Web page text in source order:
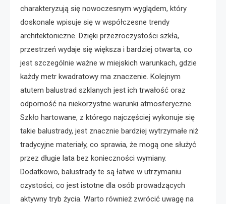
charakteryzują się nowoczesnym wyglądem, który
doskonale wpisuje się w współczesne trendy
architektoniczne. Dzięki przezroczystości szkła,
przestrzeń wydaje się większa i bardziej otwarta, co
jest szczególnie ważne w miejskich warunkach, gdzie
każdy metr kwadratowy ma znaczenie. Kolejnym
atutem balustrad szklanych jest ich trwałość oraz
odporność na niekorzystne warunki atmosferyczne.
Szkło hartowane, z którego najczęściej wykonuje się
takie balustrady, jest znacznie bardziej wytrzymałe niż
tradycyjne materiały, co sprawia, że mogą one służyć
przez długie lata bez konieczności wymiany.
Dodatkowo, balustrady te są łatwe w utrzymaniu
czystości, co jest istotne dla osób prowadzących
aktywny tryb życia. Warto również zwrócić uwagę na